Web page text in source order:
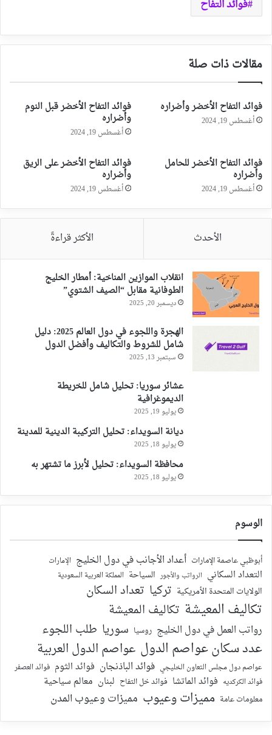
فوائد التفاح
مقالات ذات صلة
فوائد التفاح الأخضر وأضراره
أغسطس 19, 2024
فوائد التفاح الأخضر قبل النوم
وأضراره
أغسطس 19, 2024
فوائد التفاح الأخضر للحامل
وأضراره
أغسطس 19, 2024
فوائد التفاح الأخضر على الريق
وأضراره
أغسطس 19, 2024
الأحدث الأكثر قراءةً
انقلاب الموازين المناخية: أمطار الخليج
الطوفانية مقابل “الصيف الشتوي”
ديسمبر 20, 2025
الهجرة واللجوء في دول العالم 2025: دليل
شامل للشروط والتكاليف وأفضل الدول
سبتمبر 13, 2025
عشائر سوريا: تحليل شامل للخريطة
الديموغرافية
يوليو 19, 2025
ديانة السويداء: تحليل التركيبة الدينية للمدينة
يوليو 18, 2025
محافظة السويداء: تحليل لأبرز ما تشتهر به
يوليو 18, 2025
الوسوم
أبوظبي عاصمة الإمارات أعداد الأجانب في دول الخليج الإمارات
التعداد السكاني الرواتب والأجور السياحة المملكة العربية السعودية
الولايات المتحدة الأمريكية تركيا تعداد السكان
تكاليف المعيشة تكاليف المعيشة
رواتب العمل في دول الخليج روسيا سوريا طلب اللجوء
عدد سكان عواصم الدول عواصم الدول العربية
عواصم دول مجلس التعاون الخليجي فوائد الباذنجان فوائد الثوم فوائد العصفر
فوائد الكركديه فوائد الماتشا فوائد خل التفاح لبنان معالم سياحية
معلومات عامة مميزات وعيوب مميزات وعيوب المدن